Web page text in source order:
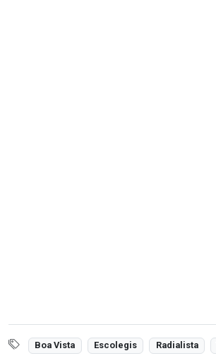
Boa Vista Escolegis Radialista